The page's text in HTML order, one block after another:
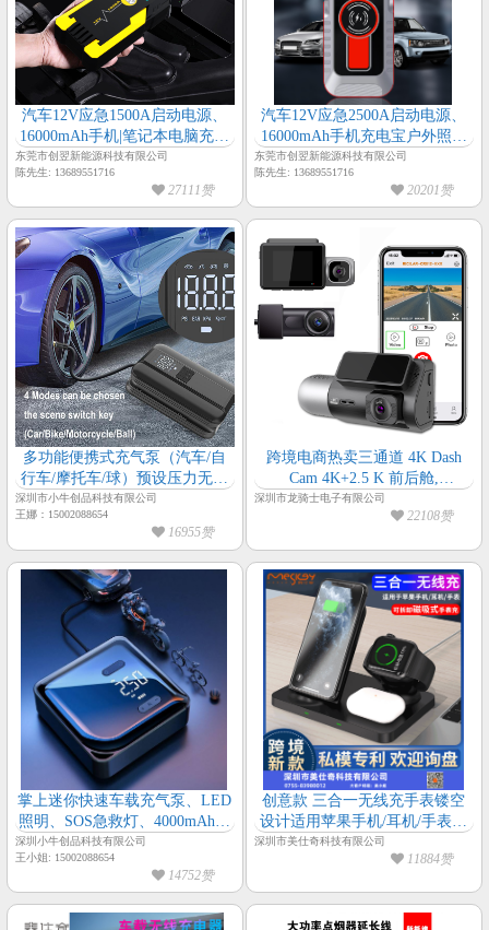
汽车12V应急1500A启动电源、
16000mAh手机|笔记本电脑充电
宝移动电源、户外照明多合一汽
车应急启动电源
东莞市创翌新能源科技有限公司
陈先生: 13689551716
27111赞
汽车12V应急2500A启动电源、
16000mAh手机充电宝户外照明
多合一SUV|皮卡|摩托车|游艇|汽
车应急启动电源
东莞市创翌新能源科技有限公司
陈先生: 13689551716
20201赞
多功能便携式充气泵（汽车/自
行车/摩托车/球）预设压力无线
充气泵微型车载充气泵
深圳市小牛创品科技有限公司
王娜：15002088654
16955赞
跨境电商热卖三通道 4K Dash
Cam 4K+2.5 K 前后舱,
1440P+1440 P+1080P 三录IPS屏
幕APP无线WiFi夜视仪行车记录
深圳市龙骑士电子有限公司
22108赞
掌上迷你快速车载充气泵、LED
照明、SOS急救灯、4000mAh移
动电源、无线充气泵多合一充气
宝便携式充气泵
深圳小牛创品科技有限公司
王小姐: 15002088654
14752赞
创意款 三合一无线充手表镂空
设计适用苹果手机/耳机/手表无
线充
深圳市美仕奇科技有限公司
11884赞